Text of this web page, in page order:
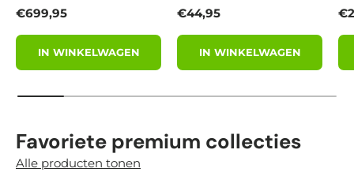
Reguliere prijs
€699,95
IN WINKELWAGEN
Reguliere prijs
€44,95
IN WINKELWAGEN
Favoriete premium collecties
Alle producten tonen